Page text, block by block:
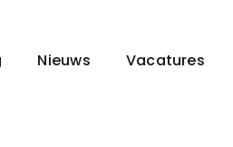
Nieuws Vacatures